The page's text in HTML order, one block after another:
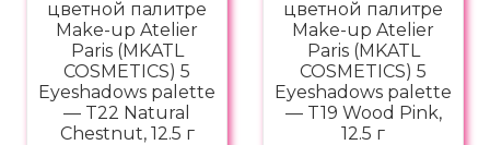
цветной палитре
Make-up Atelier
Paris (MKATL
COSMETICS) 5
Eyeshadows palette
— T22 Natural
Chestnut, 12.5 г
цветной палитре
Make-up Atelier
Paris (MKATL
COSMETICS) 5
Eyeshadows palette
— T19 Wood Pink,
12.5 г